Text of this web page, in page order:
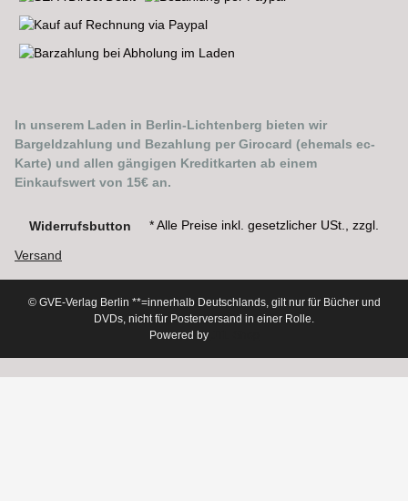
In unserem Laden in Berlin-Lichtenberg bieten wir
Bargeldzahlung und Bezahlung per Girocard (ehemals ec-
Karte) und allen gängigen Kreditkarten ab einem
Einkaufswert von 15€ an.
Widerrufsbutton * Alle Preise inkl. gesetzlicher USt., zzgl.
Versand
© GVE-Verlag Berlin **=innerhalb Deutschlands, gilt nur für Bücher und
DVDs, nicht für Posterversand in einer Rolle.
Powered by